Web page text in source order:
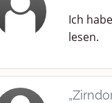
Ich
lesen.